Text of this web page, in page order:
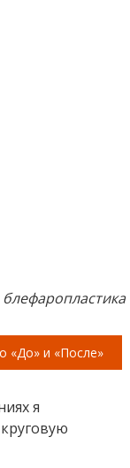
«До» и «После»
я